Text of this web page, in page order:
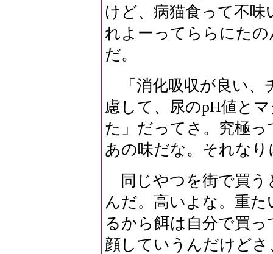
けど、病猫食って不
れよーってららにた
だ。
「消化吸収が良い、
慮して、尿のpH値と
た」だってさ。究極
あの味だな。それな
同じやつを街で買う
んだ。高いよな。重
るから餌は自分で買
顔していうんだけど